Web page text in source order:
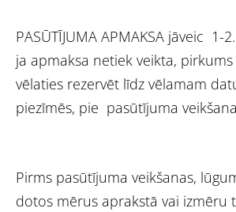
PASŪTĪJUMA APMAKSA jāveic 1-
ja apmaksa netiek veikta, pirkums
vēlaties rezervēt līdz vēlamam
piezīmēs, pie pasūtījuma
Pirms pasūtījuma veikšanas,
dotos mērus aprakstā vai izmēru